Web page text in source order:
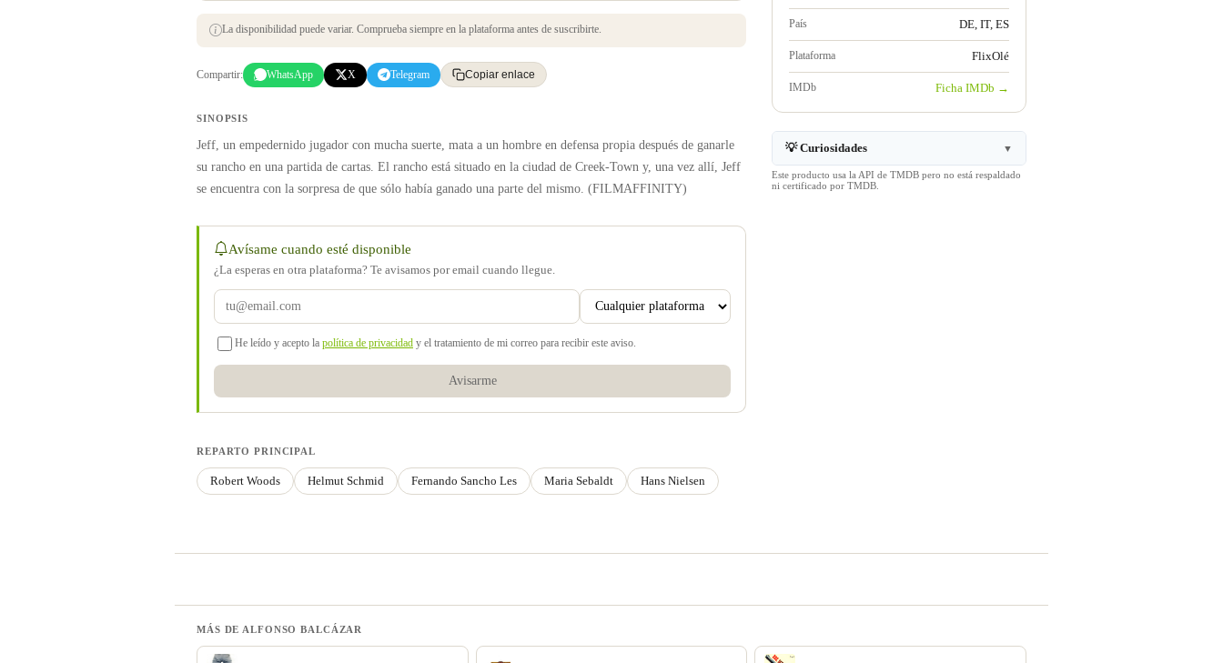
La disponibilidad puede variar. Comprueba siempre en la plataforma antes de suscribirte.
Compartir: WhatsApp X Telegram Copiar enlace
SINOPSIS
Jeff, un empedernido jugador con mucha suerte, mata a un hombre en defensa propia después de ganarle
su rancho en una partida de cartas. El rancho está situado en la ciudad de Creek-Town y, una vez allí, Jeff
se encuentra con la sorpresa de que sólo había ganado una parte del mismo. (FILMAFFINITY)
Avísame cuando esté disponible
¿La esperas en otra plataforma? Te avisamos por email cuando llegue.
He leído y acepto la política de privacidad y el tratamiento de mi correo para recibir este aviso.
Avisarme
REPARTO PRINCIPAL
Robert Woods Helmut Schmid Fernando Sancho Les Maria Sebaldt Hans Nielsen
País DE, IT, ES
Plataforma FlixOlé
IMDb Ficha IMDb →
💡 Curiosidades ▼
Este producto usa la API de TMDB pero no está respaldado
ni certificado por TMDB.
MÁS DE ALFONSO BALCÁZAR